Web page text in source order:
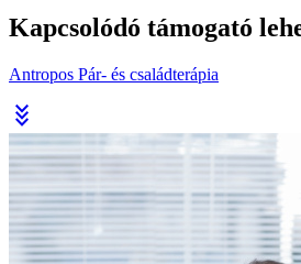
Kapcsolódó támogató
Antropos Pár- és családterápia
stat_minus_3